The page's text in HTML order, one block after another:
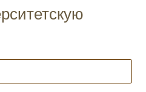
вируса гриппа и его
природа. 2016; Ямашита М.,
Эволюция вируса гриппа B:
и сравнение
Дж., Краузе Т., Мёльбак К.
определенная на основе